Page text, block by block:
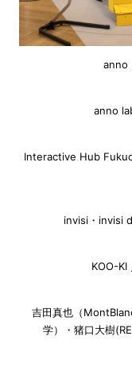
anno
anno
Interactive Hub
invisi・invisi
KOO-KI
吉田真也（
学）・猪口大樹